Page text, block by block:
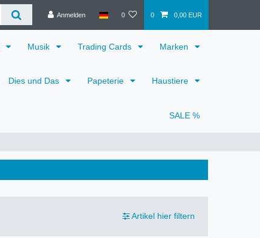
Anmelden 0 0 0,00 EUR
Musik Trading Cards Marken
Dies und Das Papeterie Haustiere
SALE %
Artikel hier filtern